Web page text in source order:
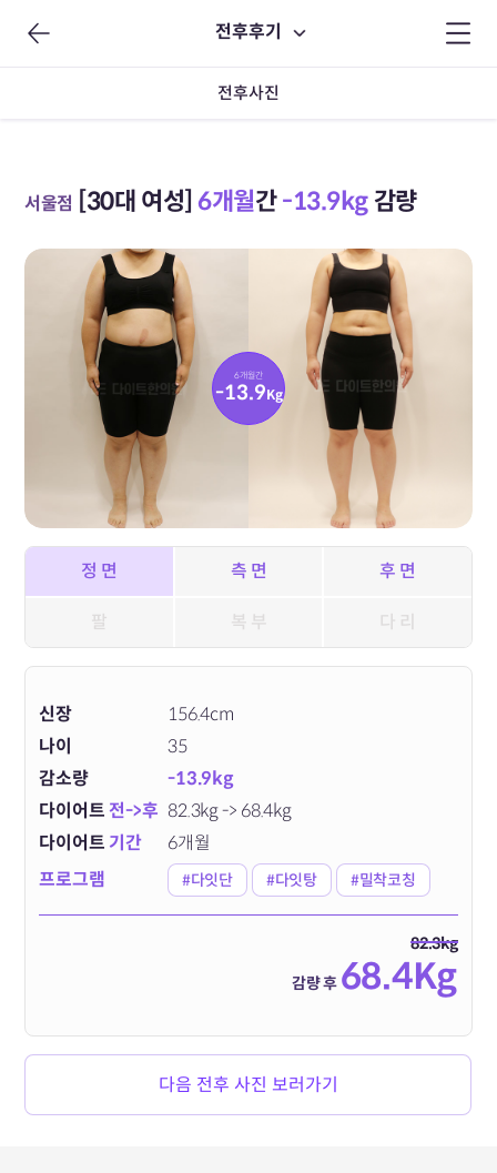
전후후기
전후사진
서울점 [30대 여성]6개월간-13.9kg 감량
6개월간
-13.9Kg
정 면 측 면 후 면
팔 복 부 다 리
신장
156.4cm
나이
35
감소량
-13.9kg
다이어트전->후 82.3kg -> 68.4kg
다이어트 기간
6개월
프로그램
#다잇단 #다잇탕 #밀착코칭
82.3kg
감량 후 68.4Kg
다음 전후 사진 보러가기